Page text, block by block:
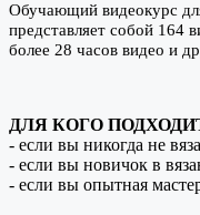
Обучающий видеокурс
представляет собой 164
более 28 часов видео и
ДЛЯ КОГО
- если вы никогда не
- если вы новичок в
- если вы опытная